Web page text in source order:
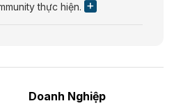
thực hiện.
và phát điện Bắc Giang do
Doanh Nghiệp